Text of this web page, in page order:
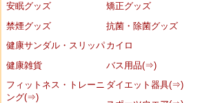
安眠グッズ
矯正グッズ
禁煙グッズ
抗菌・除菌グッズ
健康サンダル・スリッパ カイロ
健康雑貨
バス用品(⇒)
フィットネス・トレーニ
ング(⇒)
ダイエット器具(⇒)